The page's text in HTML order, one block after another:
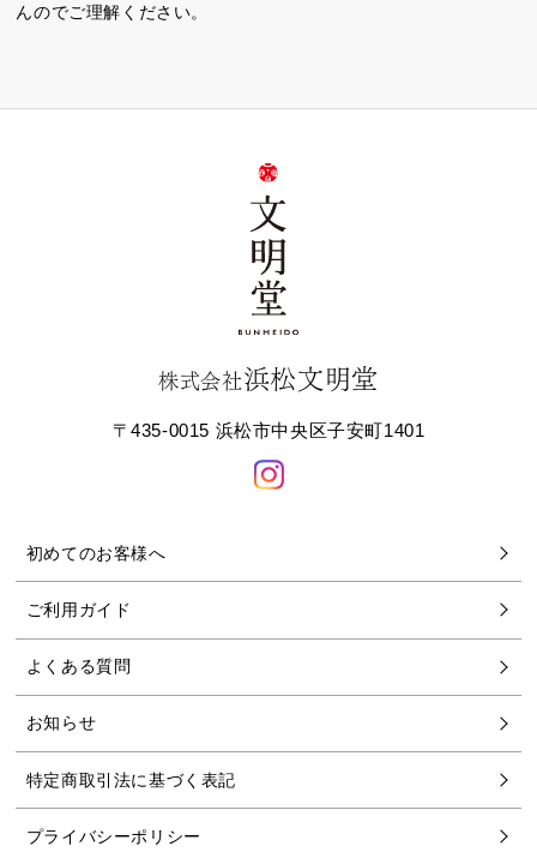
んのでご理解ください。
株式会社浜松文明堂
〒435-0015 浜松市中央区子安町1401
初めてのお客様へ
ご利用ガイド
よくある質問
お知らせ
特定商取引法に基づく表記
プライバシーポリシー